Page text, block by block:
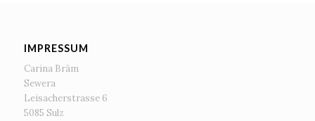
IMPRESSUM
Carina Bräm
Sewera
Leisacherstrasse 6
5085 Sulz